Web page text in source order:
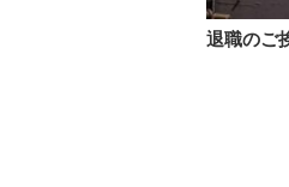
退職のご